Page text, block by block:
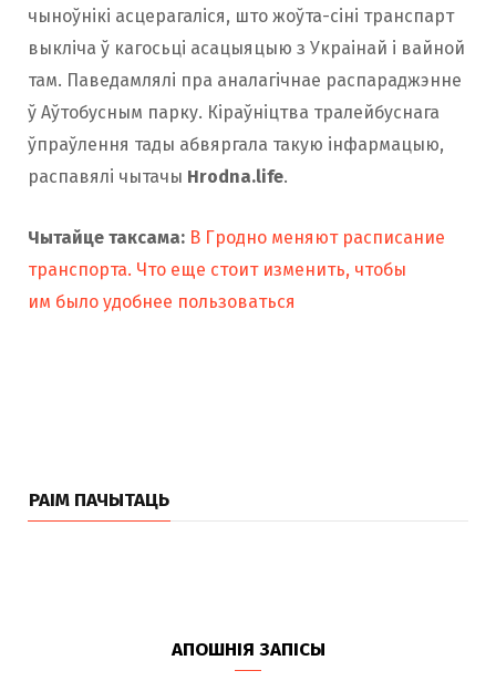
чыноўнікі асцерагаліся, што жоўта-сіні транспарт
выкліча ў кагосьці асацыяцыю з Украінай і вайной
там. Паведамлялі пра аналагічнае распараджэнне
ў Аўтобусным парку. Кіраўніцтва тралейбуснага
ўпраўлення тады абвяргала такую інфармацыю,
распавялі чытачы Hrodna.life.
Чытайце таксама: В Гродно меняют расписание
транспорта. Что еще стоит изменить, чтобы
им было удобнее пользоваться
РАІМ ПАЧЫТАЦЬ
АПОШНІЯ ЗАПІСЫ